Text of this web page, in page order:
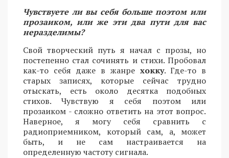
Чувствуете ли вы себя больше поэтом или
прозаиком, или же эти два пути для вас
неразделимы?
Свой творческий путь я начал с прозы, но
постепенно стал сочинять и стихи. Пробовал
как-то себя даже в жанре хокку. Где-то в
старых записях, которые сейчас трудно
отыскать, есть около десятка подобных
стихов. Чувствую я себя поэтом или
прозаиком - сложно ответить на этот вопрос.
Наверное, я могу себя сравнить с
радиоприемником, который сам, а, может
быть, и не сам настраивается на
определенную частоту сигнала.